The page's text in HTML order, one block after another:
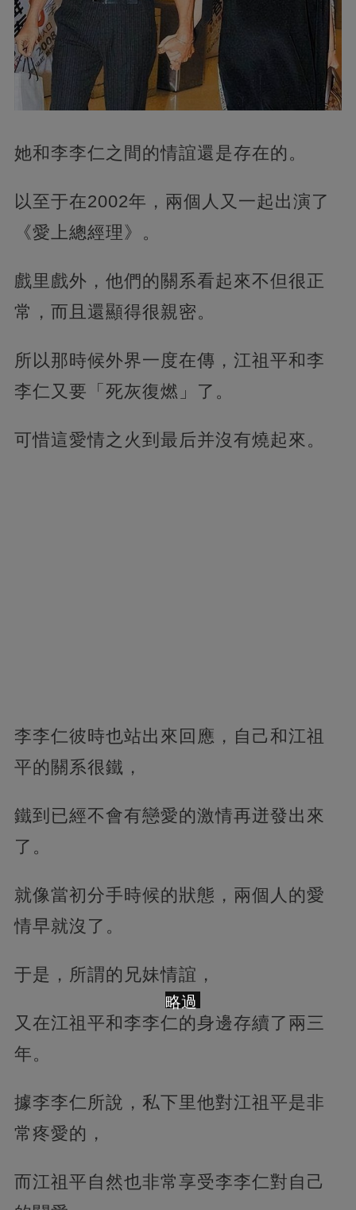
她和李李仁之間的情誼還是存在的。
以至于在2002年，兩個人又一起出演了
《愛上總經理》。
戲里戲外，他們的關系看起來不但很正
常，而且還顯得很親密。
所以那時候外界一度在傳，江祖平和李
李仁又要「死灰復燃」了。
可惜這愛情之火到最后并沒有燒起來。
李李仁彼時也站出來回應，自己和江祖
平的關系很鐵，
鐵到已經不會有戀愛的激情再迸發出來
了。
就像當初分手時候的狀態，兩個人的愛
情早就沒了。
于是，所謂的兄妹情誼，
又在江祖平和李李仁的身邊存續了兩三
年。
據李李仁所說，私下里他對江祖平是非
常疼愛的，
而江祖平自然也非常享受李李仁對自己
略過